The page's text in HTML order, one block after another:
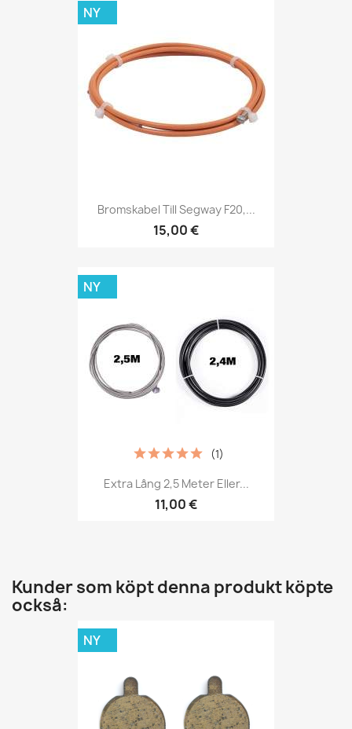
Bromskabel Till Segway F20,...
15,00 €
NY
Extra Lång 2,5 Meter Eller...
11,00 €
(1)
NY
Kunder som köpt denna produkt köpte
också:
NY